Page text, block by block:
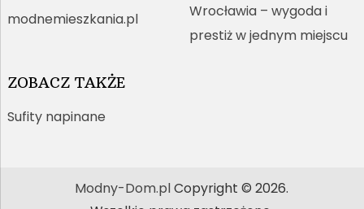
modnemieszkania.pl
Wrocławia – wygoda i
prestiż w jednym miejscu
ZOBACZ TAKŻE
Sufity napinane
Modny-Dom.plCopyright © 2026.